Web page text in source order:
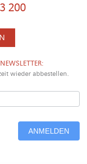
200
wieder abbestellen.
ANMELDEN